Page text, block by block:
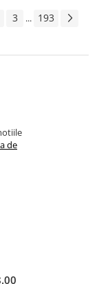
3 ... 193
de